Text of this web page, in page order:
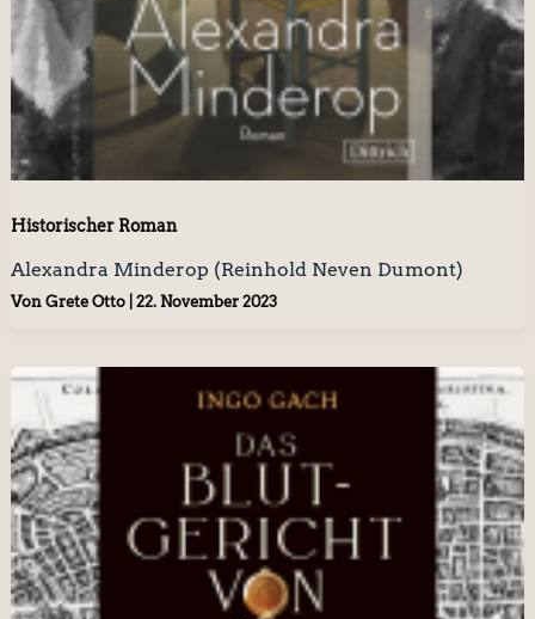
Historischer Roman
Alexandra Minderop (Reinhold Neven Dumont)
Von Grete Otto 22. November 2023